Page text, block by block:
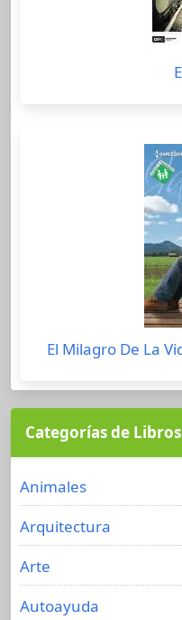
El Milagro De La
Categorías de Libros
Animales
Arquitectura
Arte
Autoayuda